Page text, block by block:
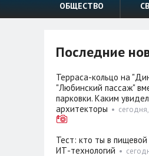
ОБЩЕСТВО
Последние
Терраса-кольцо на
"Любинский пассаж"
парковки. Каким
архитекторы •
Тест: кто ты в пищевой
ИТ-технологий •